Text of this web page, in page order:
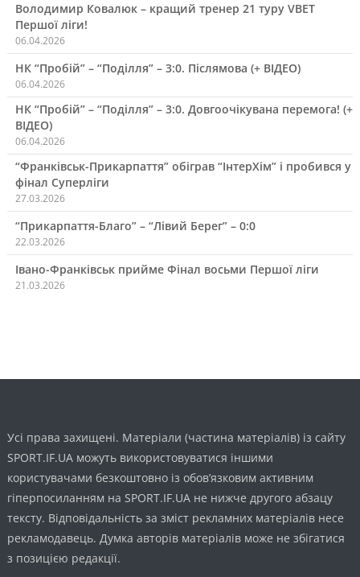
Володимир Ковалюк – кращий тренер 21 туру VBET
Першої ліги!
06.04.2026
НК “Пробій” – “Поділля” – 3:0. Післямова (+ ВІДЕО)
06.04.2026
НК “Пробій” – “Поділля” – 3:0. Довгоочікувана перемога! (+
ВІДЕО)
06.04.2026
“Франківськ-Прикарпаття” обіграв “ІнтерХім” і пробився у
фінал Суперліги
27.03.2026
“Прикарпаття-Благо” – “Лівий Берег” – 0:0
22.03.2026
Івано-Франківськ прийме Фінал восьми Першої ліги
21.03.2026
Усі права захищені. Матеріали (частина матеріалів) із сайту
SPORT.IF.UA можуть використовуватися іншими
користувачами безкоштовно із обов’язковим активним
гіперпосиланням на SPORT.IF.UA не нижче другого абзацу
тексту. Відповідальність за зміст рекламних матеріалів несе
рекламодавець. Думка авторів матеріалів може не збігатися
з позицією редакції.